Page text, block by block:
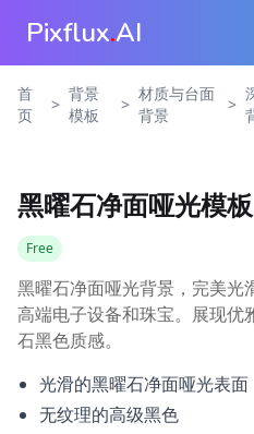
Pixflux.AI
首
页
>
背景
模板
>
材质与台面
背景
>
黑曜石净面哑光模板
Free
黑曜石净面哑光背景，完美光
高端电子设备和珠宝。展现优
石黑色质感。
光滑的黑曜石净面哑光表面
无纹理的高级黑色